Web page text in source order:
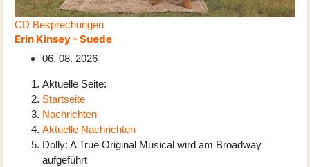
CD Besprechungen
Erin Kinsey - Suede
06. 08. 2026
Aktuelle Seite:
Startseite
Nachrichten
Aktuelle Nachrichten
Dolly: A True Original Musical wird am Broadway
aufgeführt